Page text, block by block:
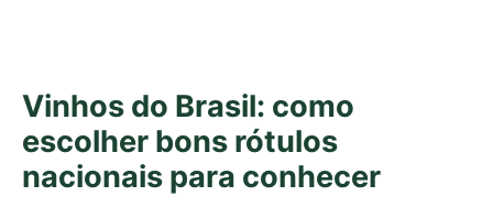
Vinhos do Brasil: como
escolher bons rótulos
nacionais para conhecer